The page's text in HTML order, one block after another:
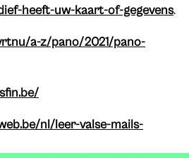
heeft-uw-kaart-of-gegevens.
a-z/pano/2021/pano-
nl/leer-valse-mails-